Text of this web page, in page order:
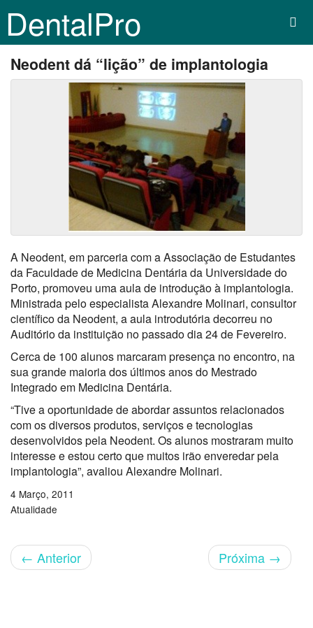
DentalPro
Neodent dá “lição” de implantologia
A Neodent, em parceria com a Associação de Estudantes
da Faculdade de Medicina Dentária da Universidade do
Porto, promoveu uma aula de introdução à implantologia.
Ministrada pelo especialista Alexandre Molinari, consultor
científico da Neodent, a aula introdutória decorreu no
Auditório da instituição no passado dia 24 de Fevereiro.
Cerca de 100 alunos marcaram presença no encontro, na
sua grande maioria dos últimos anos do Mestrado
Integrado em Medicina Dentária.
“Tive a oportunidade de abordar assuntos relacionados
com os diversos produtos, serviços e tecnologias
desenvolvidos pela Neodent. Os alunos mostraram muito
interesse e estou certo que muitos irão enveredar pela
implantologia”, avaliou Alexandre Molinari.
4 Março, 2011
Atualidade
← Anterior Próxima →